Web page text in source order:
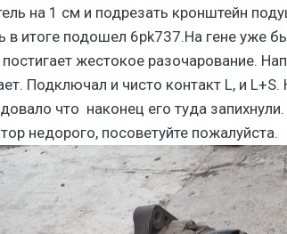
на 1 см и подрезать кронштейн
в итоге подошел 6pk737.На гене уже
постигает жестокое разочарование.
Подключал и чисто контакт L, и
что наконец его туда
недорого, посоветуйте пожалуйста.